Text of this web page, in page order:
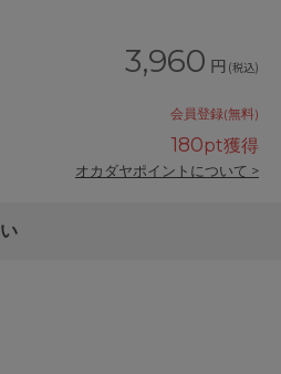
3,960 円 (税込)
会員登録(無料)
180pt獲得
オカダヤポイントについて >